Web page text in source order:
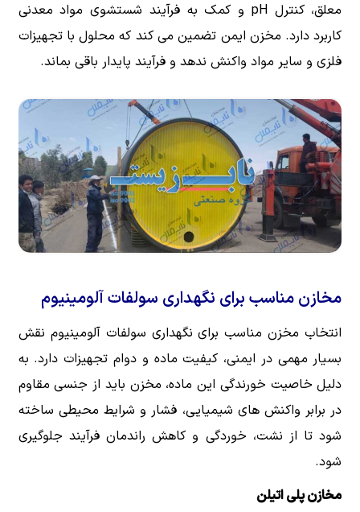
معلق، کنترل pH و کمک به فرآیند شستشوی مواد معدنی
کاربرد دارد. مخزن ایمن تضمین می کند که محلول با تجهیزات
فلزی و سایر مواد واکنش ندهد و فرآیند پایدار باقی بماند.
مخازن مناسب برای نگهداری سولفات آلومینیوم
انتخاب مخزن مناسب برای نگهداری سولفات آلومینیوم نقش
بسیار مهمی در ایمنی، کیفیت ماده و دوام تجهیزات دارد. به
دلیل خاصیت خورندگی این ماده، مخزن باید از جنسی مقاوم
در برابر واکنش های شیمیایی، فشار و شرایط محیطی ساخته
شود تا از نشت، خوردگی و کاهش راندمان فرآیند جلوگیری
شود.
مخازن پلی اتیلن